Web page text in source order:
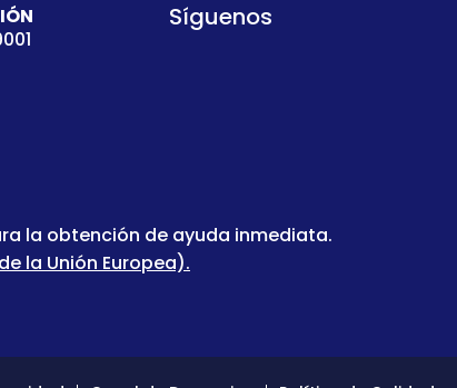
Síguenos
la obtención de ayuda inmediata.
la Unión Europea).